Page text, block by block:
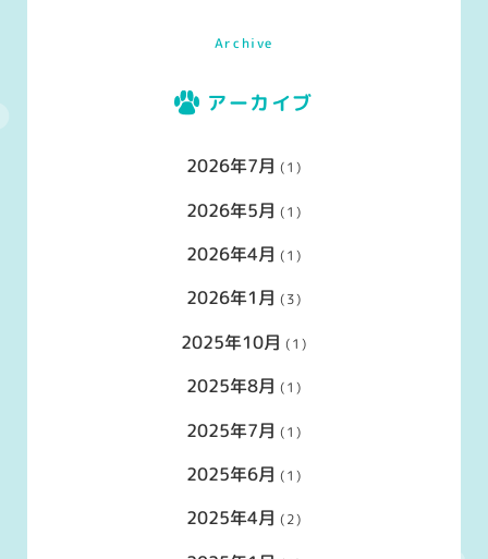
Archive
アーカイブ
2026年7月 (1)
2026年5月 (1)
2026年4月 (1)
2026年1月 (3)
2025年10月 (1)
2025年8月 (1)
2025年7月 (1)
2025年6月 (1)
2025年4月 (2)